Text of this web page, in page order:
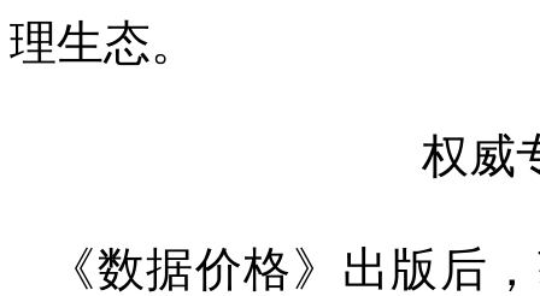
理生态。
权威
《数据价格》出版后